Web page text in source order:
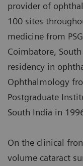
provider of
100 sites
medicine from
Coimbatore,
residency in
Ophthalmology
Postgraduate
South India in
On the clinical
volume cataract